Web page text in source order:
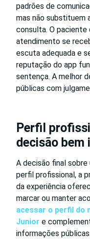
padrões de
mas não substituem
consulta. O paciente
atendimento se
escuta adequada e
reputação do app
sentença. A melhor
públicas com
Perfil
decisão bem
A decisão final
perfil profissional, a
da experiência
marcar ou manter
acessar o perfil do
Junior e
informações